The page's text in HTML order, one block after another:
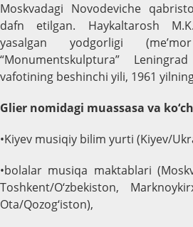
Moskvadagi Novodeviche
dafn etilgan. Haykaltarosh
yasalgan yodgorligi
“Monumentskulptura”
vafotining beshinchi yili, 1961
Glier nomidagi muassasa va
•Kiyev musiqiy bilim yurti (Kiyev/
•bolalar musiqa maktablari
Toshkent/O‘zbekiston,
Ota/Qozog‘iston),